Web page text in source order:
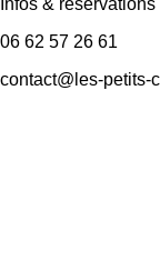
Infos & réservations
06 62 57 26 61
contact@les-petits-